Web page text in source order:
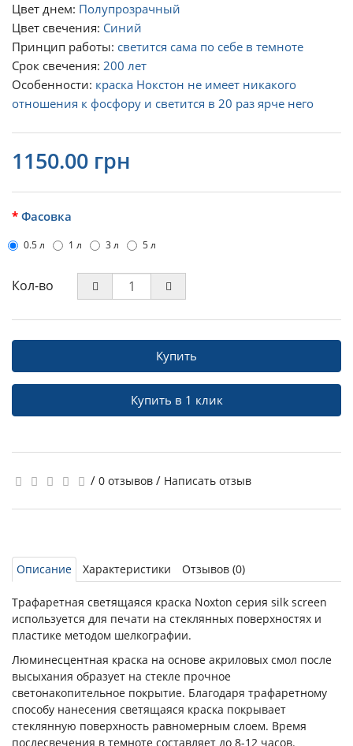
Цвет днем: Полупрозрачный
Цвет свечения: Синий
Принцип работы: светится сама по себе в темноте
Срок свечения: 200 лет
Особенности: краска Нокстон не имеет никакого
отношения к фосфору и светится в 20 раз ярче него
1150.00 грн
Фасовка
0.5 л 1 л 3 л 5 л
Кол-во
Купить
Купить в 1 клик
/ 0 отзывов / Написать отзыв
Описание Характеристики Отзывов (0)
Трафаретная светящаяся краска Noxton серия silk screen
используется для печати на стеклянных поверхностях и
пластике методом шелкографии.
Люминесцентная краска на основе акриловых смол после
высыхания образует на стекле прочное
светонакопительное покрытие. Благодаря трафаретному
способу нанесения светящаяся краска покрывает
стеклянную поверхность равномерным слоем. Время
послесвечения в темноте составляет до 8-12 часов.